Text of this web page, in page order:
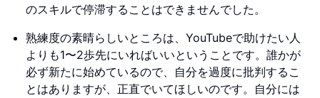
のスキルで停滞することはできませんでした。
熟練度の素晴らしいところは、YouTubeで助けたい人
よりも1〜2歩先にいればいいということです。誰かが
必ず新たに始めているので、自分を過度に批判するこ
とはありますが、正直でいてほしいのです。自分には